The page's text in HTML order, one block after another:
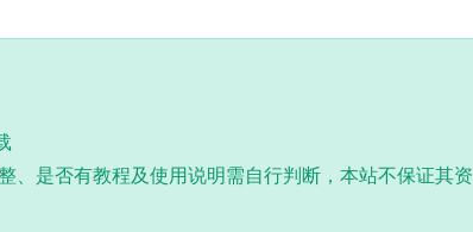
、是否有教程及使用说明需自行判断，本站不保证其资